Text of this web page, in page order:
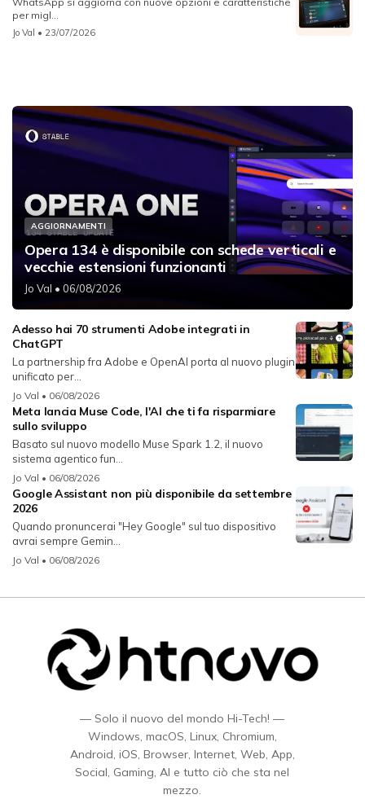
per migl...
Jo Val • 23/07/2026
AGGIORNAMENTI
Opera 134 è disponibile con schede verticali e
vecchie estensioni funzionanti
Jo Val • 06/08/2026
Adesso hai 70 strumenti Adobe integrati in
ChatGPT
La partnership fra Adobe e OpenAI porta al nuovo plugin
unificato per...
Jo Val • 06/08/2026
Meta lancia Muse Code, l'AI che ti fa risparmiare
sullo sviluppo
Basato sul nuovo modello Muse Spark 1.2, il nuovo
sistema agentico fun...
Jo Val • 06/08/2026
Google Assistant non più disponibile da settembre
2026
Quando pronuncerai "Hey Google" sul tuo dispositivo
avrai sempre Gemin...
Jo Val • 06/08/2026
— Solo il nuovo del mondo Hi-Tech! —
Windows, macOS, Linux, Chromium,
Android, iOS, Browser, Internet, Web, App,
Social, Gaming, AI e tutto ciò che sta nel
mezzo.